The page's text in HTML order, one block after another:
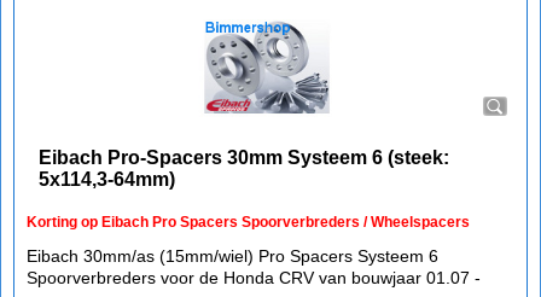
Eibach Pro-Spacers 30mm Systeem 6 (steek:
5x114,3-64mm)
Korting op Eibach Pro Spacers Spoorverbreders / Wheelspacers
Eibach 30mm/as (15mm/wiel) Pro Spacers Systeem 6
Spoorverbreders voor de Honda CRV van bouwjaar 01.07 -